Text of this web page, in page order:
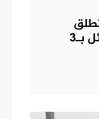
أشغال تأهيل التطهير السائل بـ3